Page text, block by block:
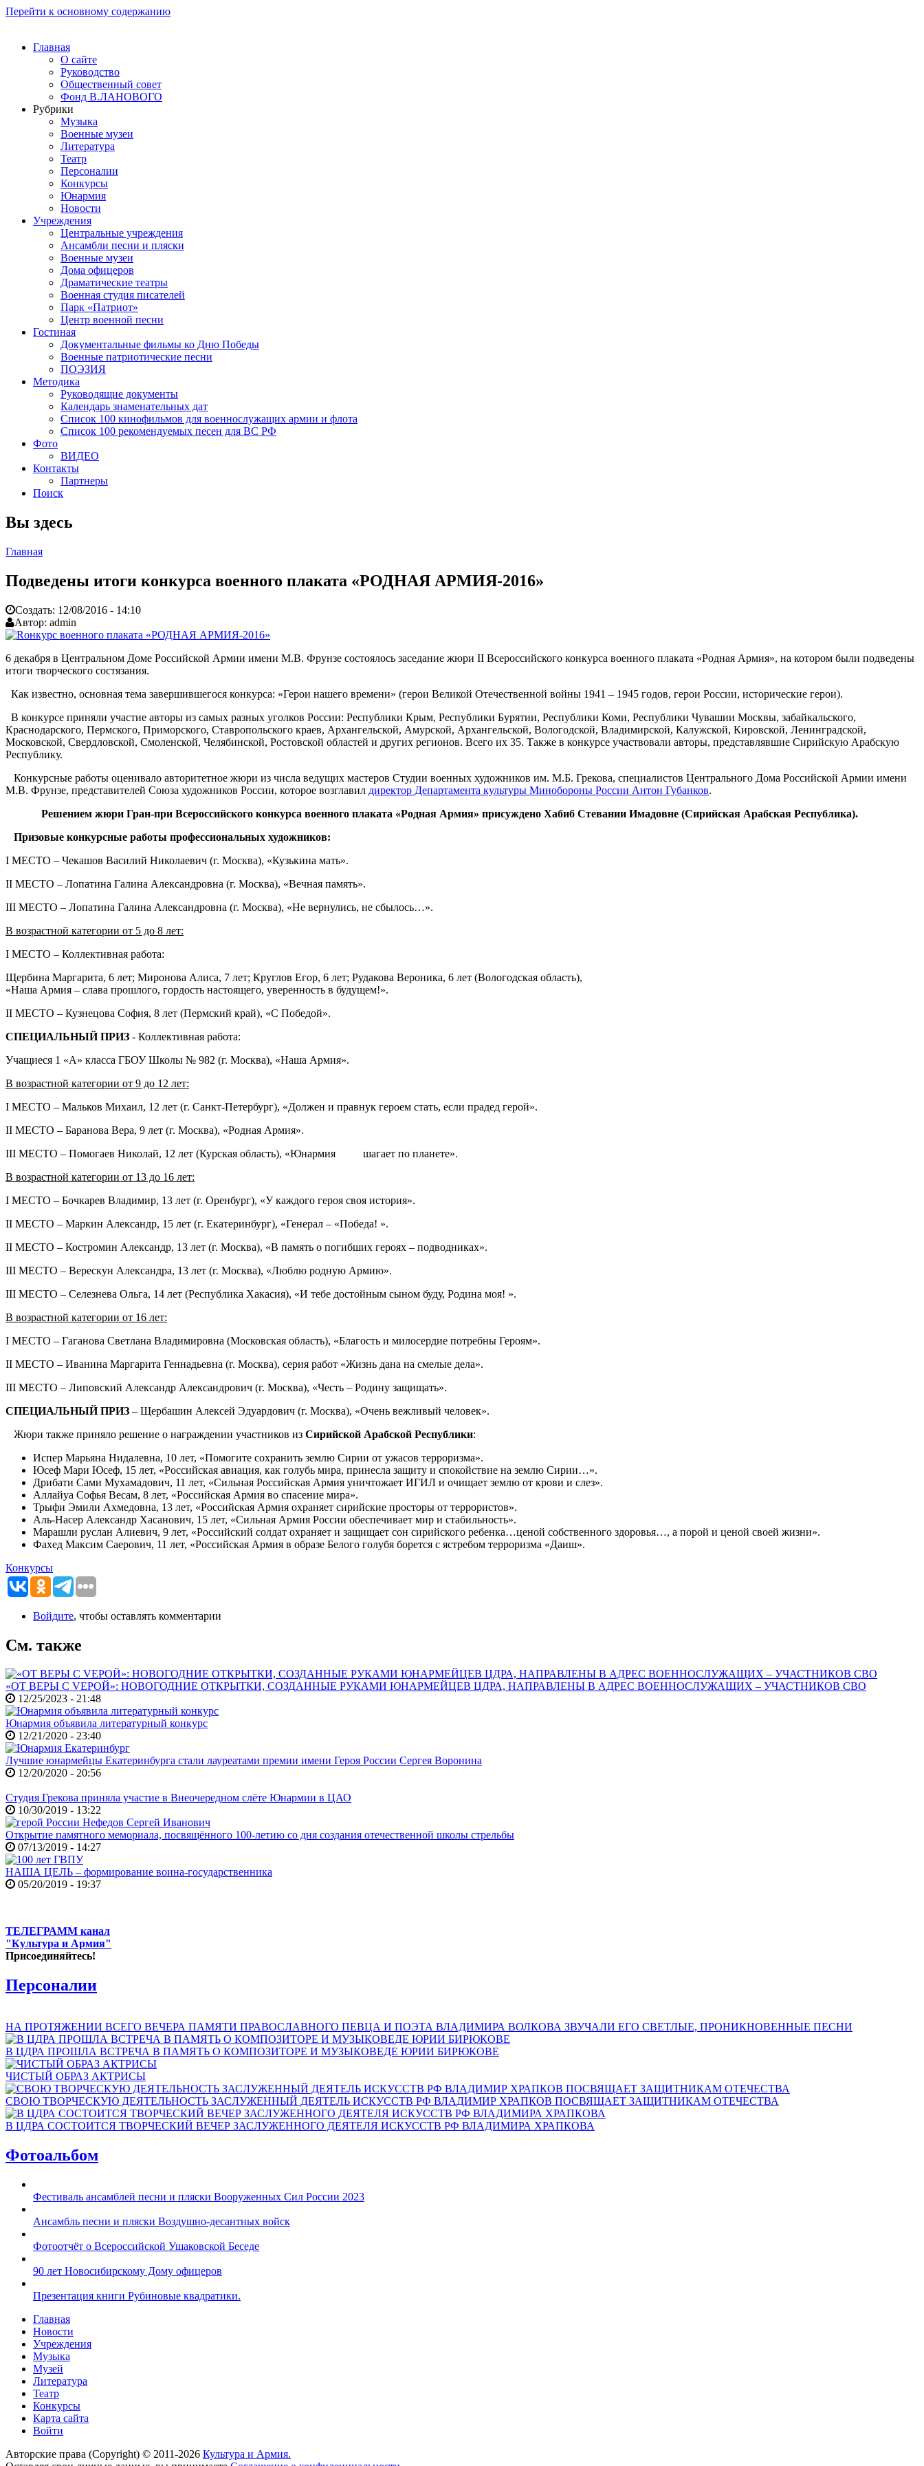
Перейти к основному содержанию
Главная
О сайте
Руководство
Общественный совет
Фонд В.ЛАНОВОГО
Рубрики
Музыка
Военные музеи
Литература
Театр
Персоналии
Конкурсы
Юнармия
Новости
Учреждения
Центральные учреждения
Ансамбли песни и пляски
Военные музеи
Дома офицеров
Драматические театры
Военная студия писателей
Парк «Патриот»
Центр военной песни
Гостиная
Документальные фильмы ко Дню Победы
Военные патриотические песни
ПОЭЗИЯ
Методика
Руководящие документы
Календарь знаменательных дат
Список 100 кинофильмов для военнослужащих армии и флота
Список 100 рекомендуемых песен для ВС РФ
Фото
ВИДЕО
Контакты
Партнеры
Поиск
Вы здесь
Главная
Подведены итоги конкурса военного плаката «РОДНАЯ АРМИЯ-2016»
Создать: 12/08/2016 - 14:10
Автор: admin
6 декабря в Центральном Доме Российской Армии имени М.В. Фрунзе состоялось заседание жюри II Всероссийского конкурса военного плаката «Родная Армия», на котором были подведены
итоги творческого состязания.
Как известно, основная тема завершившегося конкурса: «Герои нашего времени» (герои Великой Отечественной войны 1941 – 1945 годов, герои России, исторические герои).
В конкурсе приняли участие авторы из самых разных уголков России: Республики Крым, Республики Бурятии, Республики Коми, Республики Чувашии Москвы, забайкальского,
Краснодарского, Пермского, Приморского, Ставропольского краев, Архангельской, Амурской, Архангельской, Вологодской, Владимирской, Калужской, Кировской, Ленинградской,
Московской, Свердловской, Смоленской, Челябинской, Ростовской областей и других регионов. Всего их 35. Также в конкурсе участвовали авторы, представлявшие Сирийскую Арабскую
Республику.
Конкурсные работы оценивало авторитетное жюри из числа ведущих мастеров Студии военных художников им. М.Б. Грекова, специалистов Центрального Дома Российской Армии имени
М.В. Фрунзе, представителей Союза художников России, которое возглавил директор Департамента культуры Минобороны России Антон Губанков.
Решением жюри Гран-при Всероссийского конкурса военного плаката «Родная Армия» присуждено Хабиб Стевании Имадовне (Сирийская Арабская Республика).
Призовые конкурсные работы профессиональных художников:
I МЕСТО – Чекашов Василий Николаевич (г. Москва), «Кузькина мать».
II МЕСТО – Лопатина Галина Александровна (г. Москва), «Вечная память».
III МЕСТО – Лопатина Галина Александровна (г. Москва), «Не вернулись, не сбылось…».
В возрастной категории от 5 до 8 лет:
I МЕСТО – Коллективная работа:
Щербина Маргарита, 6 лет; Миронова Алиса, 7 лет; Круглов Егор, 6 лет; Рудакова Вероника, 6 лет (Вологодская область),
«Наша Армия – слава прошлого, гордость настоящего, уверенность в будущем!».
II МЕСТО – Кузнецова София, 8 лет (Пермский край), «С Победой».
СПЕЦИАЛЬНЫЙ ПРИЗ - Коллективная работа:
Учащиеся 1 «А» класса ГБОУ Школы № 982 (г. Москва), «Наша Армия».
В возрастной категории от 9 до 12 лет:
I МЕСТО – Мальков Михаил, 12 лет (г. Санкт-Петербург), «Должен и правнук героем стать, если прадед герой».
II МЕСТО – Баранова Вера, 9 лет (г. Москва), «Родная Армия».
III МЕСТО – Помогаев Николай, 12 лет (Курская область), «Юнармия шагает по планете».
В возрастной категории от 13 до 16 лет:
I МЕСТО – Бочкарев Владимир, 13 лет (г. Оренбург), «У каждого героя своя история».
II МЕСТО – Маркин Александр, 15 лет (г. Екатеринбург), «Генерал – «Победа! ».
II МЕСТО – Костромин Александр, 13 лет (г. Москва), «В память о погибших героях – подводниках».
III МЕСТО – Верескун Александра, 13 лет (г. Москва), «Люблю родную Армию».
III МЕСТО – Селезнева Ольга, 14 лет (Республика Хакасия), «И тебе достойным сыном буду, Родина моя! ».
В возрастной категории от 16 лет:
I МЕСТО – Гаганова Светлана Владимировна (Московская область), «Благость и милосердие потребны Героям».
II МЕСТО – Иванина Маргарита Геннадьевна (г. Москва), серия работ «Жизнь дана на смелые дела».
III МЕСТО – Липовский Александр Александрович (г. Москва), «Честь – Родину защищать».
СПЕЦИАЛЬНЫЙ ПРИЗ – Щербашин Алексей Эдуардович (г. Москва), «Очень вежливый человек».
Жюри также приняло решение о награждении участников из Сирийской Арабской Республики:
Испер Марьяна Нидалевна, 10 лет, «Помогите сохранить землю Сирии от ужасов терроризма».
Юсеф Мари Юсеф, 15 лет, «Российская авиация, как голубь мира, принесла защиту и спокойствие на землю Сирии…».
Дрибати Сами Мухамадович, 11 лет, «Сильная Российская Армия уничтожает ИГИЛ и очищает землю от крови и слез».
Аллайуа Софья Весам, 8 лет, «Российская Армия во спасение мира».
Трыфи Эмили Ахмедовна, 13 лет, «Российская Армия охраняет сирийские просторы от террористов».
Аль-Насер Александр Хасанович, 15 лет, «Сильная Армия России обеспечивает мир и стабильность».
Марашли руслан Алиевич, 9 лет, «Российский солдат охраняет и защищает сон сирийского ребенка…ценой собственного здоровья…, а порой и ценой своей жизни».
Фахед Максим Саерович, 11 лет, «Российская Армия в образе Белого голубя борется с ястребом терроризма «Даиш».
Конкурсы
Войдите, чтобы оставлять комментарии
См. также
«ОТ ВЕРЫ С VЕРОЙ»: НОВОГОДНИЕ ОТКРЫТКИ, СОЗДАННЫЕ РУКАМИ ЮНАРМЕЙЦЕВ ЦДРА, НАПРАВЛЕНЫ В АДРЕС ВОЕННОСЛУЖАЩИХ – УЧАСТНИКОВ СВО
12/25/2023 - 21:48
Юнармия объявила литературный конкурс
12/21/2020 - 23:40
Лучшие юнармейцы Екатеринбурга стали лауреатами премии имени Героя России Сергея Воронина
12/20/2020 - 20:56
Студия Грекова приняла участие в Внеочередном слёте Юнармии в ЦАО
10/30/2019 - 13:22
Открытие памятного мемориала, посвящённого 100-летию со дня создания отечественной школы стрельбы
07/13/2019 - 14:27
НАША ЦЕЛЬ – формирование воина-государственника
05/20/2019 - 19:37
ТЕЛЕГРАММ канал
"Культура и Армия"
Присоединяйтесь!
Персоналии
НА ПРОТЯЖЕНИИ ВСЕГО ВЕЧЕРА ПАМЯТИ ПРАВОСЛАВНОГО ПЕВЦА И ПОЭТА ВЛАДИМИРА ВОЛКОВА ЗВУЧАЛИ ЕГО СВЕТЛЫЕ, ПРОНИКНОВЕННЫЕ ПЕСНИ
В ЦДРА ПРОШЛА ВСТРЕЧА В ПАМЯТЬ О КОМПОЗИТОРЕ И МУЗЫКОВЕДЕ ЮРИИ БИРЮКОВЕ
ЧИСТЫЙ ОБРАЗ АКТРИСЫ
СВОЮ ТВОРЧЕСКУЮ ДЕЯТЕЛЬНОСТЬ ЗАСЛУЖЕННЫЙ ДЕЯТЕЛЬ ИСКУССТВ РФ ВЛАДИМИР ХРАПКОВ ПОСВЯЩАЕТ ЗАЩИТНИКАМ ОТЕЧЕСТВА
В ЦДРА СОСТОИТСЯ ТВОРЧЕСКИЙ ВЕЧЕР ЗАСЛУЖЕННОГО ДЕЯТЕЛЯ ИСКУССТВ РФ ВЛАДИМИРА ХРАПКОВА
Фотоальбом
Фестиваль ансамблей песни и пляски Вооруженных Сил России 2023
Ансамбль песни и пляски Воздушно-десантных войск
Фотоотчёт о Всероссийской Ушаковской Беседе
90 лет Новосибирскому Дому офицеров
Презентация книги Рубиновые квадратики.
Главная
Новости
Учреждения
Музыка
Музей
Литература
Театр
Конкурсы
Карта сайта
Войти
Авторские права (Copyright) © 2011-2026 Культура и Армия.